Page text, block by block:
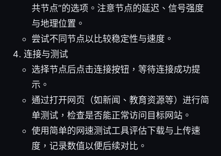
共节点”的选项。注意节点的延迟、信号强度
与地理位置。
尝试不同节点以比较稳定性与速度。
连接与测试
选择节点后点击连接按钮，等待连接成功提
示。
通过打开网页（如新闻、教育资源等）进行简
单测试，检查是否能正常访问目标网站。
使用简单的网速测试工具评估下载与上传速
度，记录数值以便后续对比。